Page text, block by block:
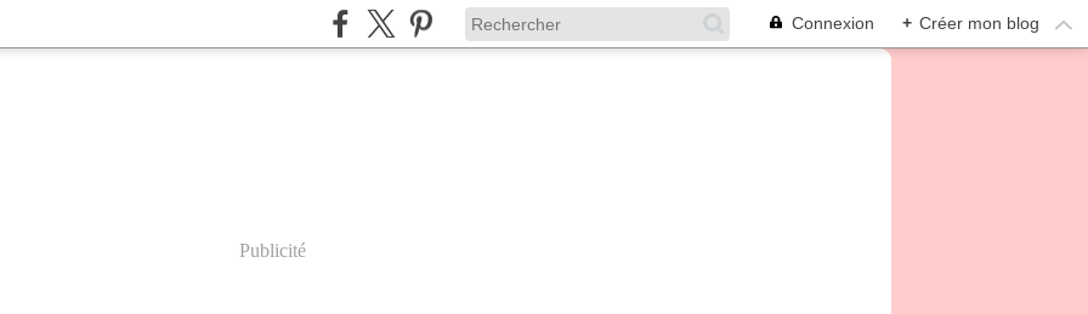
Connexion + Créer mon blog
Publicité